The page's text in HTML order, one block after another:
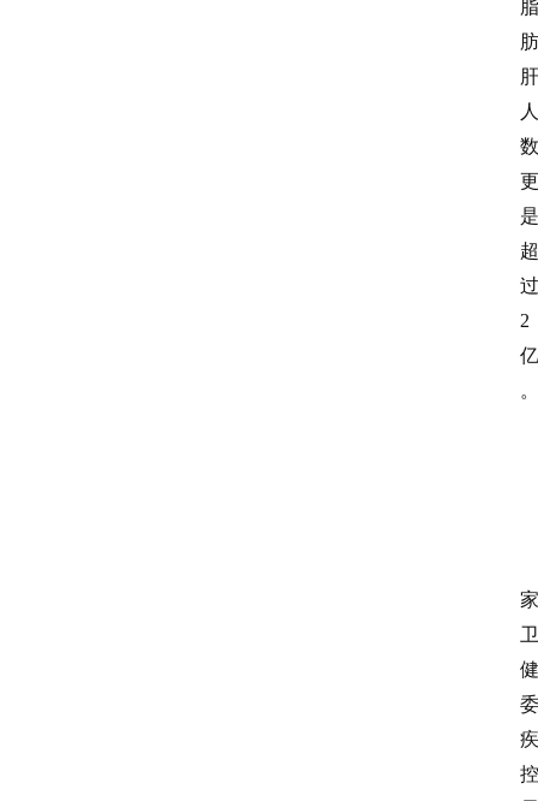
脂
肪
肝
人
数
更
是
超
过
2
亿
。
家
卫
健
委
疾
控